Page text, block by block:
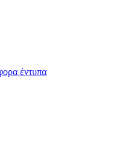
έντυπα